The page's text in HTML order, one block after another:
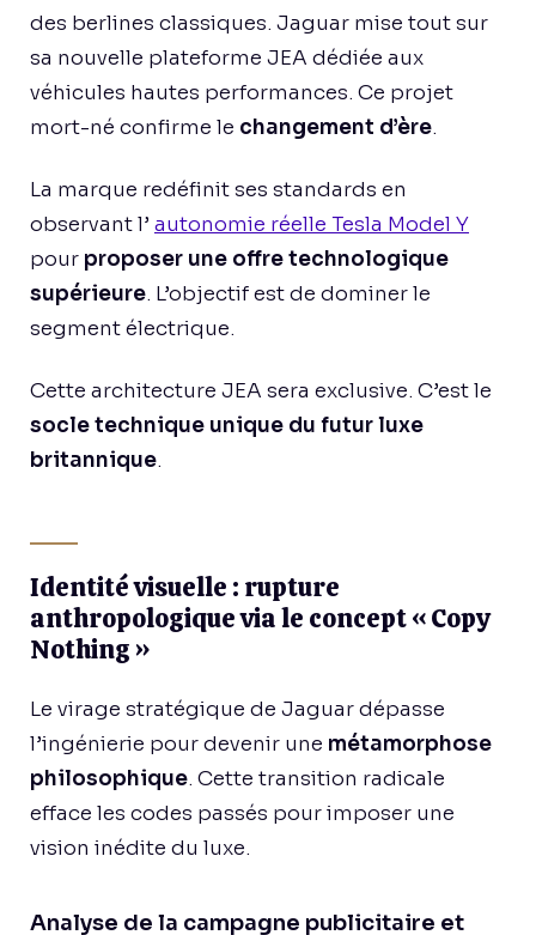
des berlines classiques. Jaguar mise tout sur
sa nouvelle plateforme JEA dédiée aux
véhicules hautes performances. Ce projet
mort-né confirme le changement d’ère.
La marque redéfinit ses standards en
observant l’ autonomie réelle Tesla Model Y
pour proposer une offre technologique
supérieure. L’objectif est de dominer le
segment électrique.
Cette architecture JEA sera exclusive. C’est le
socle technique unique du futur luxe
britannique.
Identité visuelle : rupture
anthropologique via le concept « Copy
Nothing »
Le virage stratégique de Jaguar dépasse
l’ingénierie pour devenir une métamorphose
philosophique. Cette transition radicale
efface les codes passés pour imposer une
vision inédite du luxe.
Analyse de la campagne publicitaire et